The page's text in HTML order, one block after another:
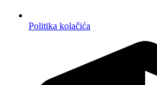
Politika kolačića